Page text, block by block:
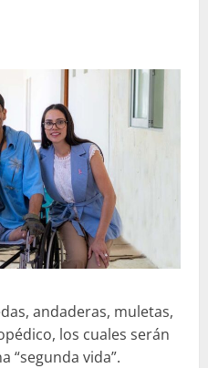
andaderas, muletas,
los cuales serán
“segunda vida”.